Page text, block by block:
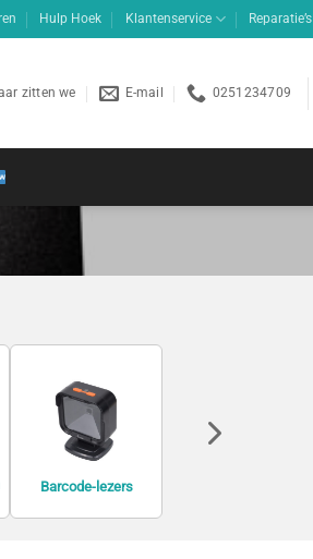
Hulp Hoek Klantenservice Reparatie’s
zitten we E-mail 0251234709
Barcode-lezers